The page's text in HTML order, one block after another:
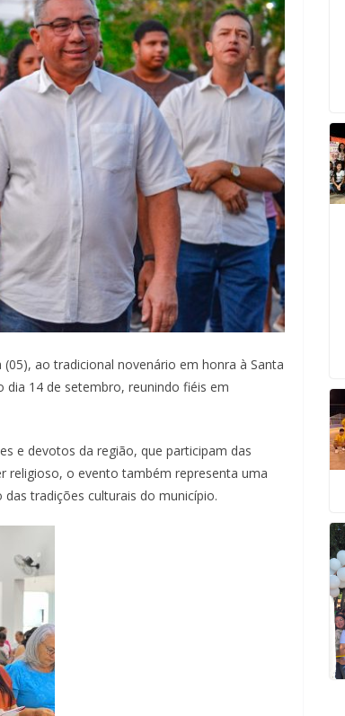
ao tradicional novenário em honra à Santa
dia 14 de setembro, reunindo fiéis em
e devotos da região, que participam das
religioso, o evento também representa uma
tradições culturais do município.